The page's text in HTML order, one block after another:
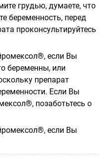
грудью, думаете, что
беременность, перед
проконсультируйтесь
если Вы
беременны, или
препарат
Если Вы
позаботьтесь о
если Вы